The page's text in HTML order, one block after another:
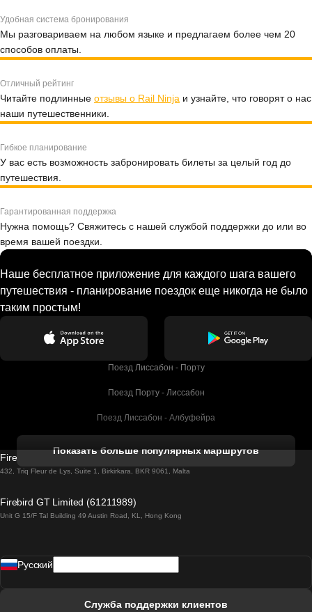
Удобная система бронирования
Мы разговариваем на любом языке и предлагаем более чем 20
способов оплаты.
Отличный рейтинг
Читайте подлинные отзывы о Rail Ninja и узнайте, что говорят о нас
наши путешественники.
Гибкое планирование
У вас есть возможность забронировать билеты за целый год до
путешествия.
Гарантированная поддержка
Нужна помощь? Свяжитесь с нашей службой поддержки до или во
время вашей поездки.
Наше бесплатное приложение для каждого шага вашего
путешествия - планирование поездок еще никогда не было
таким простым!
Поезд Лиссабон - Порту
Поезд Порту - Лиссабон
Поезд Лиссабон - Албуфейра
Поезд Лиссабон - Лагос
Поезд Лиссабон - Мадрид
Показать больше популярных маршрутов
Firebird GT Limited (OC 1451)
432, Triq Fleur de Lys, Suite 1, Birkirkara, BKR 9061, Malta
Firebird GT Limited (61211989)
Unit G 15/F Tal Building 49 Austin Road, KL, Hong Kong
Pусский
Служба поддержки клиентов